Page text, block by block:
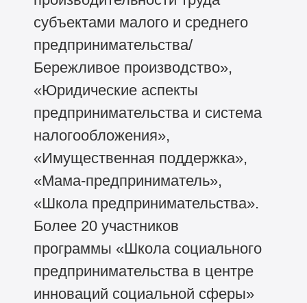
субъектами малого и среднего
предпринимательства/
Бережливое производство»,
«Юридические аспекты
предпринимательства и система
налогообложения»,
«Имущественная поддержка»,
«Мама-предприниматель»,
«Школа предпринимательства».
Более 20 участников
программы «Школа социального
предпринимательства в центре
инноваций социальной сферы»